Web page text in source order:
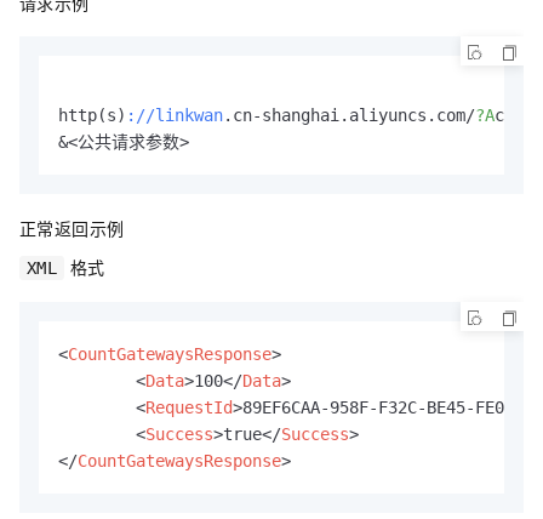
http(s) ://linkwan.cn-shanghai.aliyuncs.com/?A
正常返回示例
XML 格式
<CountGatewaysResponse>
<Data>100</Data>
<RequestId>89EF6CAA-958F-F32C-BE45-
<Success>true</Success>
</CountGatewaysResponse>